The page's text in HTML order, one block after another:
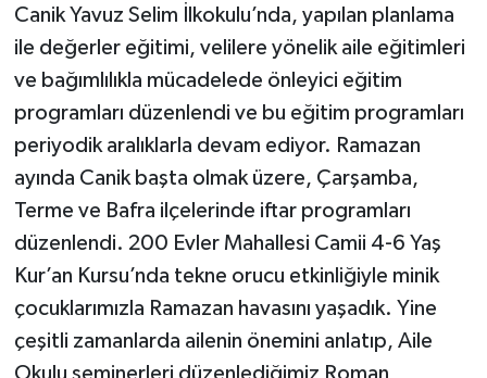
Canik Yavuz Selim İlkokulu’nda, yapılan planlama
ile değerler eğitimi, velilere yönelik aile eğitimleri
ve bağımlılıkla mücadelede önleyici eğitim
programları düzenlendi ve bu eğitim programları
periyodik aralıklarla devam ediyor. Ramazan
ayında Canik başta olmak üzere, Çarşamba,
Terme ve Bafra ilçelerinde iftar programları
düzenlendi. 200 Evler Mahallesi Camii 4-6 Yaş
Kur’an Kursu’nda tekne orucu etkinliğiyle minik
çocuklarımızla Ramazan havasını yaşadık. Yine
çeşitli zamanlarda ailenin önemini anlatıp, Aile
Okulu seminerleri düzenlediğimiz Roman